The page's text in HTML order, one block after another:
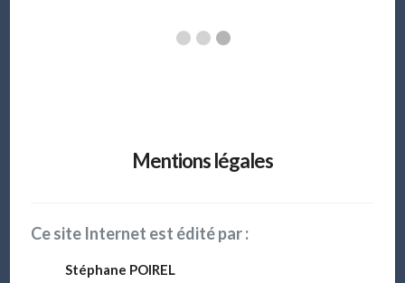
Mentions légales
Ce site Internet est édité par :
Stéphane POIREL